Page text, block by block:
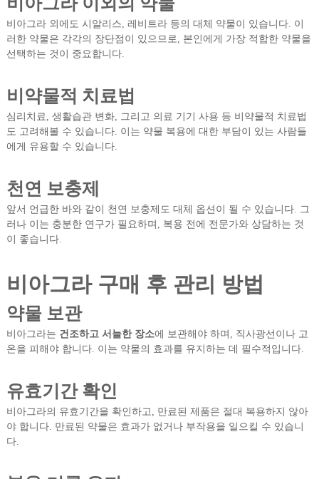
비아그라 외에도 시알리스, 레비트라 등의 대체 약물이 있습니다. 이
러한 약물은 각각의 장단점이 있으므로, 본인에게 가장 적합한 약물을
선택하는 것이 중요합니다.
비약물적 치료법
심리치료, 생활습관 변화, 그리고 의료 기기 사용 등 비약물적 치료법
도 고려해볼 수 있습니다. 이는 약물 복용에 대한 부담이 있는 사람들
에게 유용할 수 있습니다.
천연 보충제
앞서 언급한 바와 같이 천연 보충제도 대체 옵션이 될 수 있습니다. 그
러나 이는 충분한 연구가 필요하며, 복용 전에 전문가와 상담하는 것
이 좋습니다.
비아그라 구매 후 관리 방법
약물 보관
비아그라는 건조하고 서늘한 장소에 보관해야 하며, 직사광선이나 고
온을 피해야 합니다. 이는 약물의 효과를 유지하는 데 필수적입니다.
유효기간 확인
비아그라의 유효기간을 확인하고, 만료된 제품은 절대 복용하지 않아
야 합니다. 만료된 약물은 효과가 없거나 부작용을 일으킬 수 있습니
다.